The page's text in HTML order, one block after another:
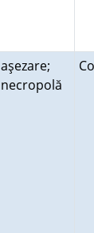
aşezare;
necropolă